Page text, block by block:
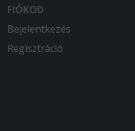
FIÓKOD
Bejelentkezés
Regisztráció